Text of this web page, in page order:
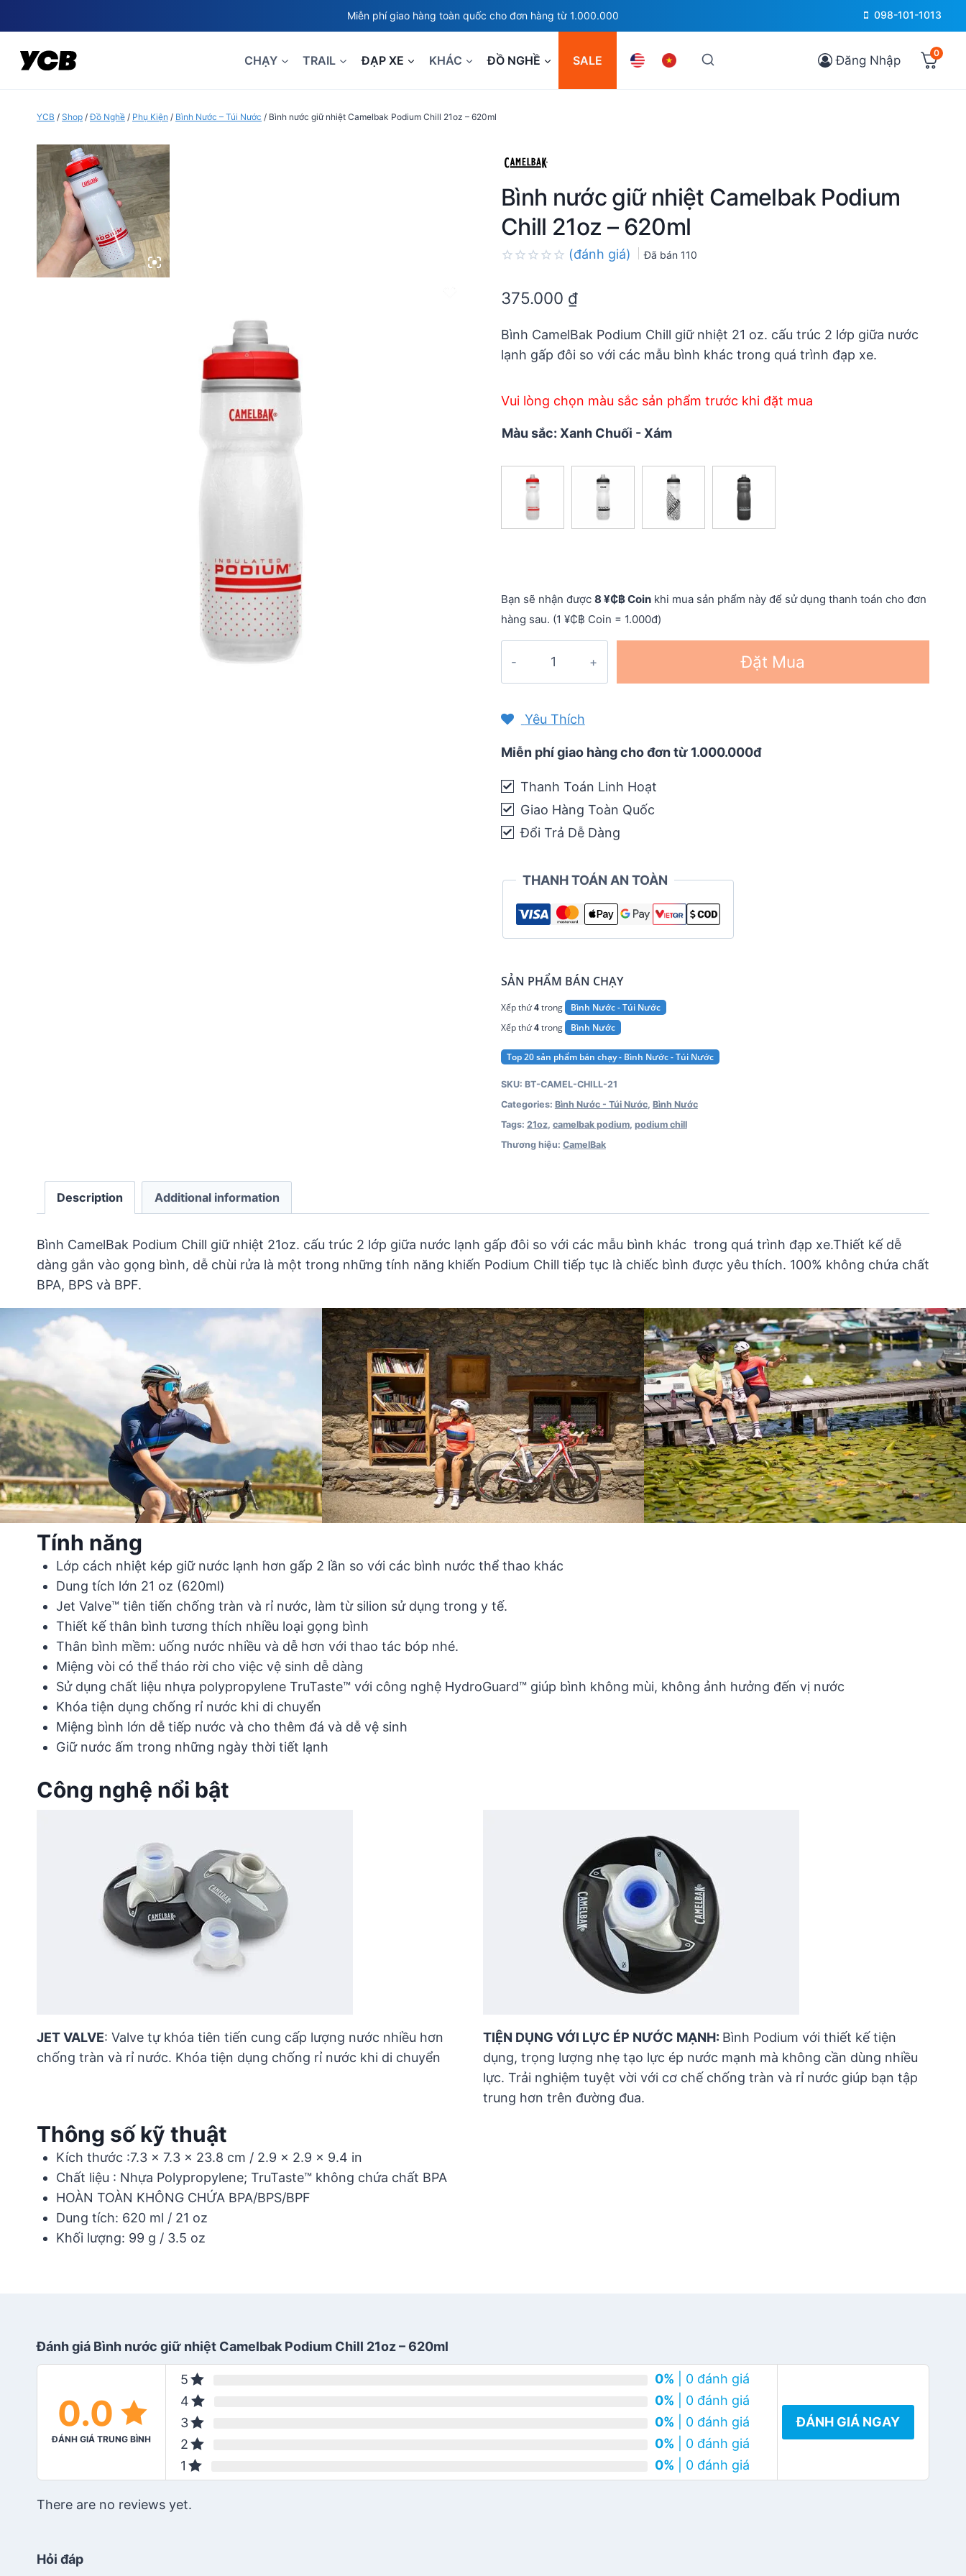
to
content
Miễn phí giao hàng toàn quốc cho đơn hàng từ 1.000.000 098-101-1013
CHẠY TRAIL ĐẠP XE KHÁC ĐỒ NGHỀ SALE Đăng Nhập 0
YCB / Shop /Đồ Nghề / Phụ Kiện / Bình Nước – Túi Nước / Bình nước giữ nhiệt Camelbak Podium Chill 21oz – 620ml
Bình nước giữ nhiệt Camelbak Podium
Chill 21oz – 620ml
out
(đánh giá) Đã bán 110
375.000 ₫
Bình CamelBak Podium Chill giữ nhiệt 21 oz. cấu trúc 2 lớp giữa nước
lạnh gấp đôi so với các mẫu bình khác trong quá trình đạp xe.
Vui lòng chọn màu sắc sản phẩm trước khi đặt mua
Màu sắc: Xanh Chuối - Xám
Bạn sẽ nhận được 8 ¥₵฿ Coinkhi mua sản phẩm này để sử dụng thanh toán cho đơn
hàng sau. (1 ¥₵฿ Coin = 1.000đ)
nhiệt
Podium
21oz
-
620ml
Đặt Mua
Yêu Thích
Miễn phí giao hàng cho đơn từ 1.000.000đ
Thanh Toán Linh Hoạt
Giao Hàng Toàn Quốc
Đổi Trả Dễ Dàng
THANH TOÁN AN TOÀN
SẢN PHẨM BÁN CHẠY
Xếp thứ4trong
Bình Nước - Túi Nước
Xếp thứ4trong Bình Nước
Top 20 sản phẩm bán chạy - Bình Nước - Túi Nước
SKU: BT-CAMEL-CHILL-21
Categories: Bình Nước - Túi Nước, Bình Nước
Tags: 21oz, camelbak podium, podium chill
Thương hiệu: CamelBak
Description Additional information
Bình CamelBak Podium Chill giữ nhiệt 21oz. cấu trúc 2 lớp giữa nước lạnh gấp đôi so với các mẫu bình khác trong quá trình đạp xe.Thiết kế dễ
dàng gắn vào gọng bình, dễ chùi rửa là một trong những tính năng khiến Podium Chill tiếp tục là chiếc bình được yêu thích. 100% không chứa chất
BPA, BPS và BPF.
Tính năng
Lớp cách nhiệt kép giữ nước lạnh hơn gấp 2 lần so với các bình nước thể thao khác
Dung tích lớn 21 oz (620ml)
Jet Valve™ tiên tiến chống tràn và rỉ nước, làm từ silion sử dụng trong y tế.
Thiết kế thân bình tương thích nhiều loại gọng bình
Thân bình mềm: uống nước nhiều và dễ hơn với thao tác bóp nhé.
Miệng vòi có thể tháo rời cho việc vệ sinh dễ dàng
Sử dụng chất liệu nhựa polypropylene TruTaste™ với công nghệ HydroGuard™ giúp bình không mùi, không ảnh hưởng đến vị nước
Khóa tiện dụng chống rỉ nước khi di chuyển
Miệng bình lớn dễ tiếp nước và cho thêm đá và dễ vệ sinh
Giữ nước ấm trong những ngày thời tiết lạnh
Công nghệ nổi bật
JET VALVE: Valve tự khóa tiên tiến cung cấp lượng nước nhiều hơn
chống tràn và rỉ nước. Khóa tiện dụng chống rỉ nước khi di chuyển
TIỆN DỤNG VỚI LỰC ÉP NƯỚC MẠNH: Bình Podium với thiết kế tiện
dụng, trọng lượng nhẹ tạo lực ép nước mạnh mà không cần dùng nhiều
lực. Trải nghiệm tuyệt vời với cơ chế chống tràn và rỉ nước giúp bạn tập
trung hơn trên đường đua.
Thông số kỹ thuật
Kích thước :7.3 x 7.3 x 23.8 cm / 2.9 x 2.9 x 9.4 in
Chất liệu : Nhựa Polypropylene; TruTaste™ không chứa chất BPA
HOÀN TOÀN KHÔNG CHỨA BPA/BPS/BPF
Dung tích: 620 ml / 21 oz
Khối lượng: 99 g / 3.5 oz
Đánh giá Bình nước giữ nhiệt Camelbak Podium Chill 21oz – 620ml
0.0
ĐÁNH GIÁ TRUNG BÌNH
5 0% | 0 đánh giá
4
0% | 0 đánh giá
3
0% | 0 đánh giá
2
0% | 0 đánh giá
1
0% | 0 đánh giá
ĐÁNH GIÁ NGAY
There are no reviews yet.
Hỏi đáp